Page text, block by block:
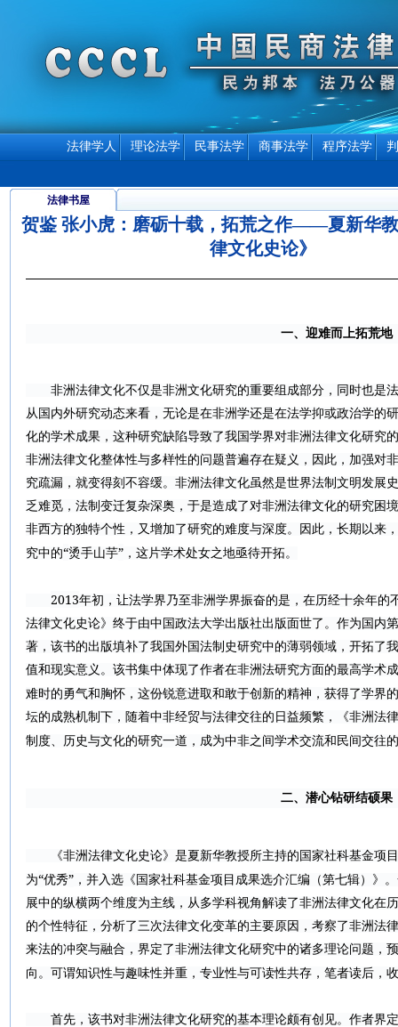
法律学人 理论法学 民事法学 商事法学 程序法学
法律书屋
贺鉴 张小虎：磨砺十载，拓荒之作——夏新华
律文化史论》
一、迎难而上拓荒地
非洲法律文化不仅是非洲文化研究的重要组成部分，同时也是
从国内外研究动态来看，无论是在非洲学还是在法学抑或政治学的
化的学术成果，这种研究缺陷导致了我国学界对非洲法律文化研究
非洲法律文化整体性与多样性的问题普遍存在疑义，因此，加强对
究疏漏，就变得刻不容缓。非洲法律文化虽然是世界法制文明发展
乏难觅，法制变迁复杂深奥，于是造成了对非洲法律文化的研究困
非西方的独特个性，又增加了研究的难度与深度。因此，长期以来
究中的“烫手山芋” ，这片学术处女之地亟待开拓。
2013年初，让法学界乃至非洲学界振奋的是，在历经十余年的
法律文化史论》终于由中国政法大学出版社出版面世了。作为国内
著，该书的出版填补了我国外国法制史研究中的薄弱领域，开拓了
值和现实意义。该书集中体现了作者在非洲法研究方面的最高学术
难时的勇气和胸怀，这份锐意进取和敢于创新的精神，获得了学界
坛的成熟机制下，随着中非经贸与法律交往的日益频繁，《非洲法
制度、历史与文化的研究一道，成为中非之间学术交流和民间交往
二、潜心钻研结硕果
《非洲法律文化史论》是夏新华教授所主持的国家社科基金项目
为“优秀” ，并入选《国家社科基金项目成果选介汇编（第七辑）》
展中的纵横两个维度为主线，从多学科视角解读了非洲法律文化在
的个性特征，分析了三次法律文化变革的主要原因，考察了非洲法
来法的冲突与融合，界定了非洲法律文化研究中的诸多理论问题，
向。可谓知识性与趣味性并重，专业性与可读性共存，笔者读后，
首先，该书对非洲法律文化研究的基本理论颇有创见。作者界